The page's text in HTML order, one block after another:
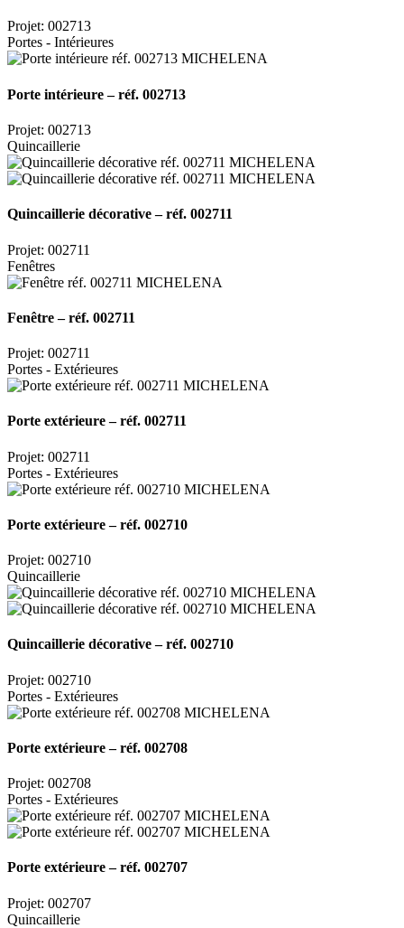
Projet: 002713
Portes - Intérieures
Porte intérieure – réf. 002713
Projet: 002713
Quincaillerie
Quincaillerie décorative – réf. 002711
Projet: 002711
Fenêtres
Fenêtre – réf. 002711
Projet: 002711
Portes - Extérieures
Porte extérieure – réf. 002711
Projet: 002711
Portes - Extérieures
Porte extérieure – réf. 002710
Projet: 002710
Quincaillerie
Quincaillerie décorative – réf. 002710
Projet: 002710
Portes - Extérieures
Porte extérieure – réf. 002708
Projet: 002708
Portes - Extérieures
Porte extérieure – réf. 002707
Projet: 002707
Quincaillerie